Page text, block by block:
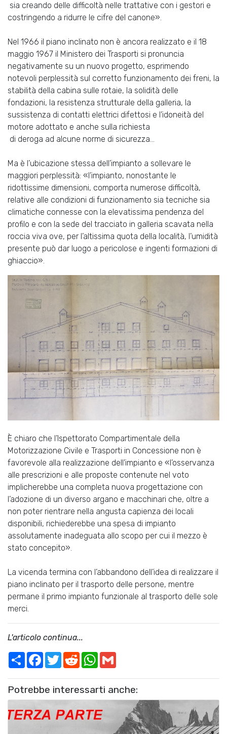
sia creando delle difficoltà nelle trattative con i gestori e
costringendo a ridurre le cifre del canone».
Nel 1966 il piano inclinato non è ancora realizzato e il 18
maggio 1967 il Ministero dei Trasporti si pronuncia
negativamente su un nuovo progetto, esprimendo
notevoli perplessità sul corretto funzionamento dei freni, la
stabilità della cabina sulle rotaie, la solidità delle
fondazioni, la resistenza strutturale della galleria, la
sussistenza di contatti elettrici difettosi e l’idoneità del
motore adottato e anche sulla richiesta
di deroga ad alcune norme di sicurezza...
Ma è l’ubicazione stessa dell’impianto a sollevare le
maggiori perplessità: «l’impianto, nonostante le
ridottissime dimensioni, comporta numerose difficoltà,
relative alle condizioni di funzionamento sia tecniche sia
climatiche connesse con la elevatissima pendenza del
profilo e con la sede del tracciato in galleria scavata nella
roccia viva ove, per l’altissima quota della località, l’umidità
presente può dar luogo a pericolose e ingenti formazioni di
ghiaccio».
È chiaro che l’Ispettorato Compartimentale della
Motorizzazione Civile e Trasporti in Concessione non è
favorevole alla realizzazione dell’impianto e «l’osservanza
alle prescrizioni e alle proposte contenute nel voto
implicherebbe una completa nuova progettazione con
l’adozione di un diverso argano e macchinari che, oltre a
non poter rientrare nella angusta capienza dei locali
disponibili, richiederebbe una spesa di impianto
assolutamente inadeguata allo scopo per cui il mezzo è
stato concepito».
La vicenda termina con l’abbandono dell’idea di realizzare il
piano inclinato per il trasporto delle persone, mentre
permane il primo impianto funzionale al trasporto delle sole
merci.
L'articolo continua...
ShareFacebook
TwitterRedditWhatsApp
Potrebbe interessarti anche: